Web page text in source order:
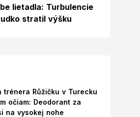
lietadla: Turbulencie
stratil výšku
trénera Růžičku v Turecku
očiam: Deodorant za
na vysokej nohe